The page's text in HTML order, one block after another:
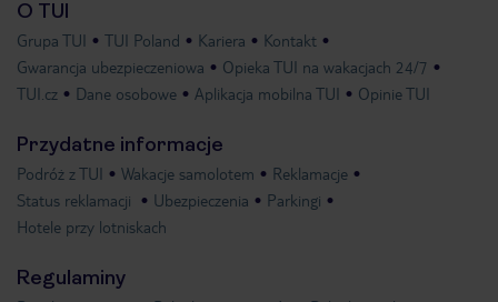
O TUI
Grupa TUI TUI Poland Kariera
Kontakt
Gwarancja ubezpieczeniowa
Opieka TUI na wakacjach 24/7
TUI.cz
Dane osobowe Aplikacja mobilna TUI Opinie TUI
Przydatne informacje
Podróż z TUI Wakacje samolotem
Reklamacje
Status reklamacji
Ubezpieczenia
Parkingi
Hotele przy lotniskach
Regulaminy